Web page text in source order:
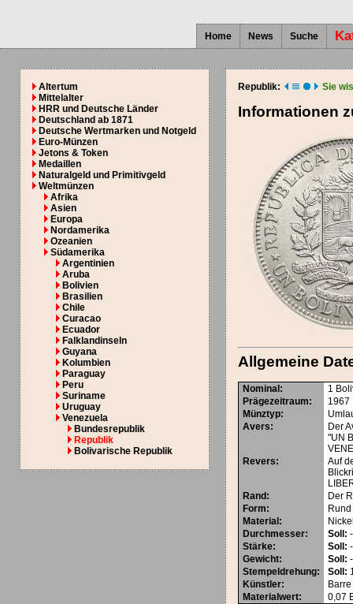
Home News Suche
Altertum
Mittelalter
HRR und Deutsche Länder
Deutschland ab 1871
Deutsche Wertmarken und Notgeld
Euro-Münzen
Jetons & Token
Medaillen
Naturalgeld und Primitivgeld
Weltmünzen
Afrika
Asien
Europa
Nordamerika
Ozeanien
Südamerika
Argentinien
Aruba
Bolivien
Brasilien
Chile
Curacao
Ecuador
Falklandinseln
Guyana
Kolumbien
Paraguay
Peru
Suriname
Uruguay
Venezuela
Bundesrepublik
Republik
Bolivarische Republik
Republik: Sie
Informationen
Allgemeine
Nominal :
1
Prägezeitraum:
1967
Münztyp:
Avers:
Der
"UN
Revers:
Auf
Rand :
Der
Form:
Rund
Material :
Durchmesser: Soll:
Stärke: Soll:
Gewicht: Soll:
Stempeldrehung: Soll:
Künstler:
Barre
Materialwert:
0,07